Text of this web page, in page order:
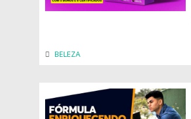
BELEZA